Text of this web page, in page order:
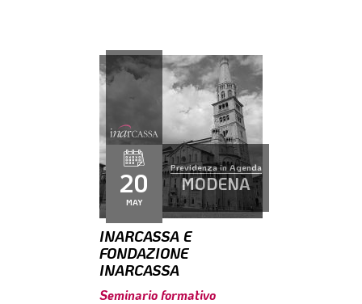
20
MAY
Previdenza in Agenda
MODENA
INARCASSA E
FONDAZIONE
INARCASSA
Seminario formativo